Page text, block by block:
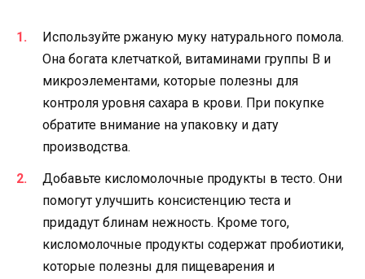
Используйте ржаную муку натурального помола.
Она богата клетчаткой, витаминами группы В и
микроэлементами, которые полезны для
контроля уровня сахара в крови. При покупке
обратите внимание на упаковку и дату
производства.
Добавьте кисломолочные продукты в тесто. Они
помогут улучшить консистенцию теста и
придадут блинам нежность. Кроме того,
кисломолочные продукты содержат пробиотики,
которые полезны для пищеварения и